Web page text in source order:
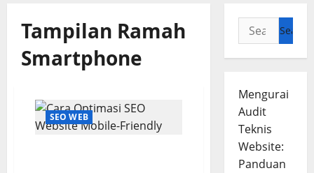
Tampilan Ramah
Smartphone
SEO WEB
Search
for:
Mengurai
Audit
Teknis
Website:
Panduan